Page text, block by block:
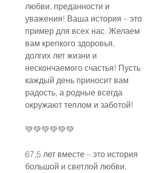
любви, преданности и
уважения! Ваша история – это
пример для всех нас. Желаем
вам крепкого здоровья,
долгих лет жизни и
нескончаемого счастья! Пусть
каждый день приносит вам
радость, а родные всегда
окружают теплом и заботой!
💚💚💚💚💚💚
67,5 лет вместе – это история
большой и светлой любви,